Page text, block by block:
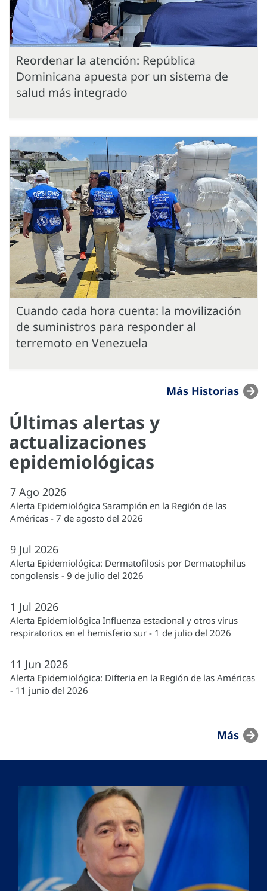
Reordenar la atención: República
Dominicana apuesta por un sistema de
salud más integrado
Cuando cada hora cuenta: la movilización
de suministros para responder al
terremoto en Venezuela
Más Historias
Últimas alertas y
actualizaciones
epidemiológicas
7 Ago 2026
Alerta Epidemiológica Sarampión en la Región de las
Américas - 7 de agosto del 2026
9 Jul 2026
Alerta Epidemiológica: Dermatofilosis por Dermatophilus
congolensis - 9 de julio del 2026
1 Jul 2026
Alerta Epidemiológica Influenza estacional y otros virus
respiratorios en el hemisferio sur - 1 de julio del 2026
11 Jun 2026
Alerta Epidemiológica: Difteria en la Región de las Américas
- 11 junio del 2026
Más